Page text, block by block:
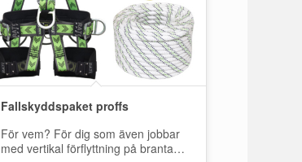
Fallskyddspaket proffs
För vem? För dig som även jobbar
med vertikal förflyttning på branta